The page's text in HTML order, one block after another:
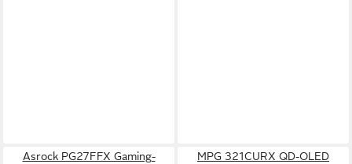
Asrock PG27FFX Gaming-
MPG 321CURX QD-OLED